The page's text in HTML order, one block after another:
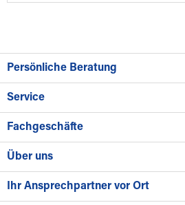
Persönliche Beratung
Service
Fachgeschäfte
Über uns
Ihr Ansprechpartner vor Ort